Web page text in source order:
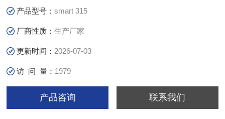
产品配备一台意大利产三相电动机作为驱动马达
产品型号：smart 315
厂商性质：生产厂家
更新时间： 2026-07-03
访 问 量： 1979
产品咨询 联系我们